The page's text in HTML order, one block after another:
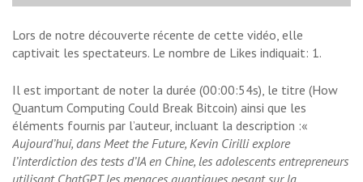
Lors de notre découverte récente de cette vidéo, elle
captivait les spectateurs. Le nombre de Likes indiquait: 1.
Il est important de noter la durée (00:00:54s), le titre (How
Quantum Computing Could Break Bitcoin) ainsi que les
éléments fournis par l’auteur, incluant la description :«
Aujourd’hui, dans Meet the Future, Kevin Cirilli explore
l’interdiction des tests d’IA en Chine, les adolescents entrepreneurs